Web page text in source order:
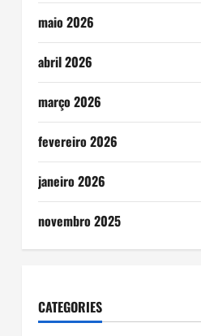
maio 2026
abril 2026
março 2026
fevereiro 2026
janeiro 2026
novembro 2025
CATEGORIES